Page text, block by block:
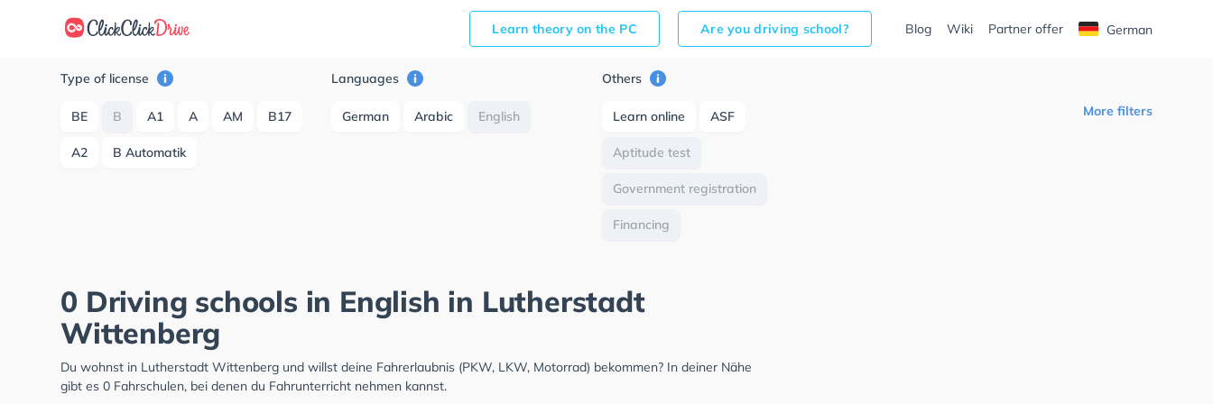
Learn theory on the PC Are you driving school? Blog Wiki Partner offer German
Type of license
BE B A1 A AM B17
A2 B Automatik
Languages
German Arabic English
Others
Learn online ASF
Aptitude test
Government registration
Financing
More filters
0 Driving schools in English in Lutherstadt
Wittenberg
Du wohnst in Lutherstadt Wittenberg und willst deine Fahrerlaubnis (PKW, LKW, Motorrad) bekommen? In deiner Nähe
gibt es 0 Fahrschulen, bei denen du Fahrunterricht nehmen kannst.